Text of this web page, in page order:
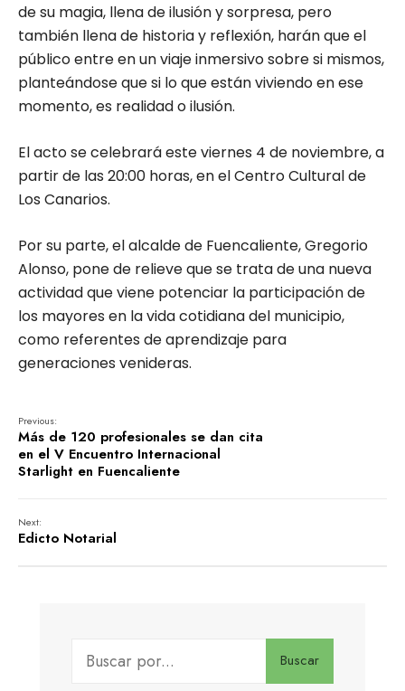
de su magia, llena de ilusión y sorpresa, pero
también llena de historia y reflexión, harán que el
público entre en un viaje inmersivo sobre si mismos,
planteándose que si lo que están viviendo en ese
momento, es realidad o ilusión.
El acto se celebrará este viernes 4 de noviembre, a
partir de las 20:00 horas, en el Centro Cultural de
Los Canarios.
Por su parte, el alcalde de Fuencaliente, Gregorio
Alonso, pone de relieve que se trata de una nueva
actividad que viene potenciar la participación de
los mayores en la vida cotidiana del municipio,
como referentes de aprendizaje para
generaciones venideras.
Previous:
Más de 120 profesionales se dan cita
en el V Encuentro Internacional
Starlight en Fuencaliente
Next:
Edicto Notarial
Buscar